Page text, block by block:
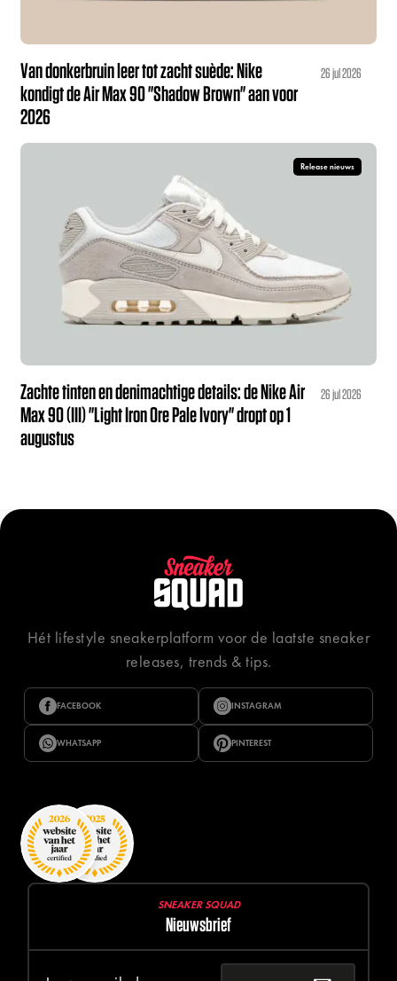
Van donkerbruin leer tot zacht suède: Nike
kondigt de Air Max 90 "Shadow Brown" aan voor
2026
26 jul 2026
Release nieuws
Zachte tinten en denimachtige details: de Nike Air
Max 90 (III) "Light Iron Ore Pale Ivory" dropt op 1
augustus
26 jul 2026
Hét lifestyle sneakerplatform voor de laatste sneaker
releases, trends & tips.
FACEBOOK INSTAGRAM
WHATSAPP PINTEREST
SNEAKER SQUAD
Nieuwsbrief